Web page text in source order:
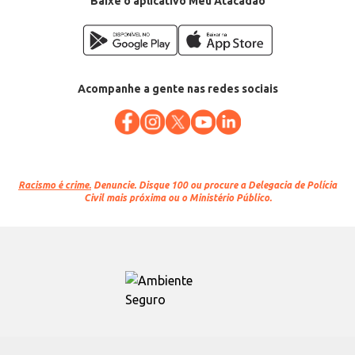
Acompanhe a gente nas redes sociais
Racismo é crime. Denuncie. Disque 100 ou procure a Delegacia de Polícia
Civil mais próxima ou o Ministério Público.